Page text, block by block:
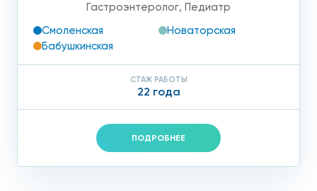
Гастроэнтеролог, Педиатр
Смоленская
Новаторская
Бабушкинская
СТАЖ РАБОТЫ
22 года
ПОДРОБНЕЕ